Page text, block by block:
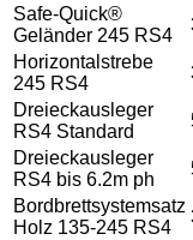
Safe-Quick®
Geländer 245 RS4
Horizontalstrebe
245 RS4
Dreieckausleger
RS4 Standard
Dreieckausleger
RS4 bis 6.2m ph
Bordbrettsystemsatz
Holz 135-245 RS4